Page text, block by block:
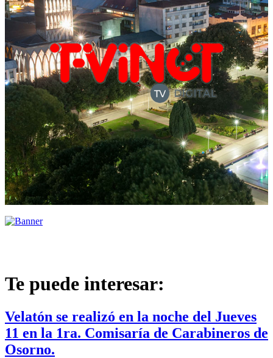
Te puede interesar:
Velatón se realizó en la noche del Jueves
11 en la 1ra. Comisaría de Carabineros de
Osorno.